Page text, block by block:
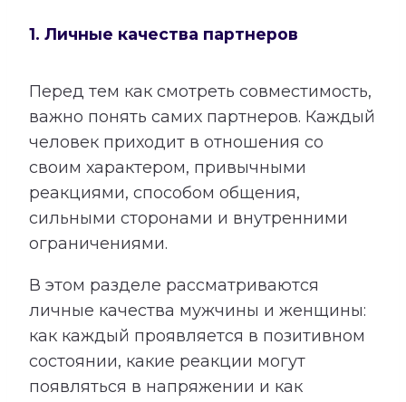
1. Личные качества партнеров
Перед тем как смотреть совместимость,
важно понять самих партнеров. Каждый
человек приходит в отношения со
своим характером, привычными
реакциями, способом общения,
сильными сторонами и внутренними
ограничениями.
В этом разделе рассматриваются
личные качества мужчины и женщины:
как каждый проявляется в позитивном
состоянии, какие реакции могут
появляться в напряжении и как